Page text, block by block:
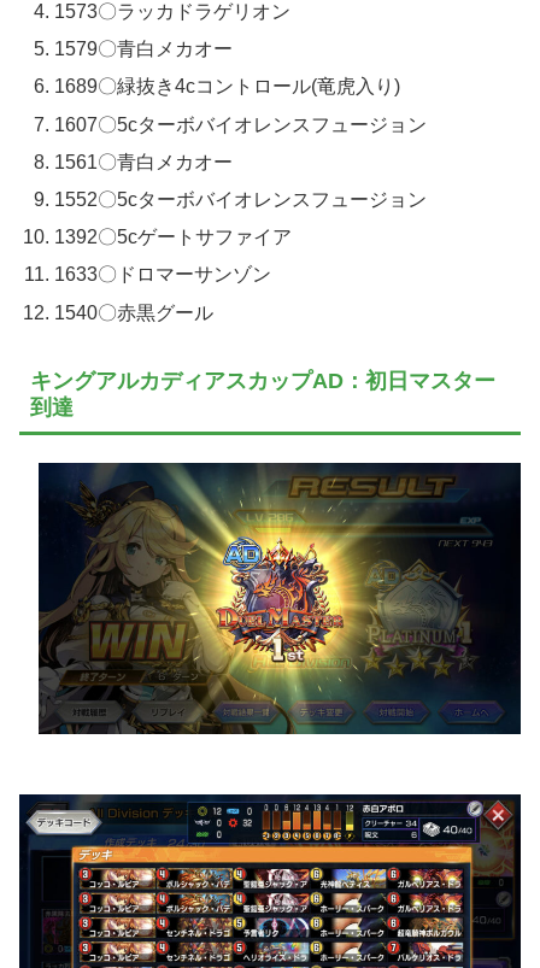
1573〇ラッカドラゲリオン
1579〇青白メカオー
1689〇緑抜き4cコントロール(竜虎入り)
1607〇5cターボバイオレンスフュージョン
1561〇青白メカオー
1552〇5cターボバイオレンスフュージョン
1392〇5cゲートサファイア
1633〇ドロマーサンゾン
1540〇赤黒グール
キングアルカディアスカップAD：初日マスター
到達